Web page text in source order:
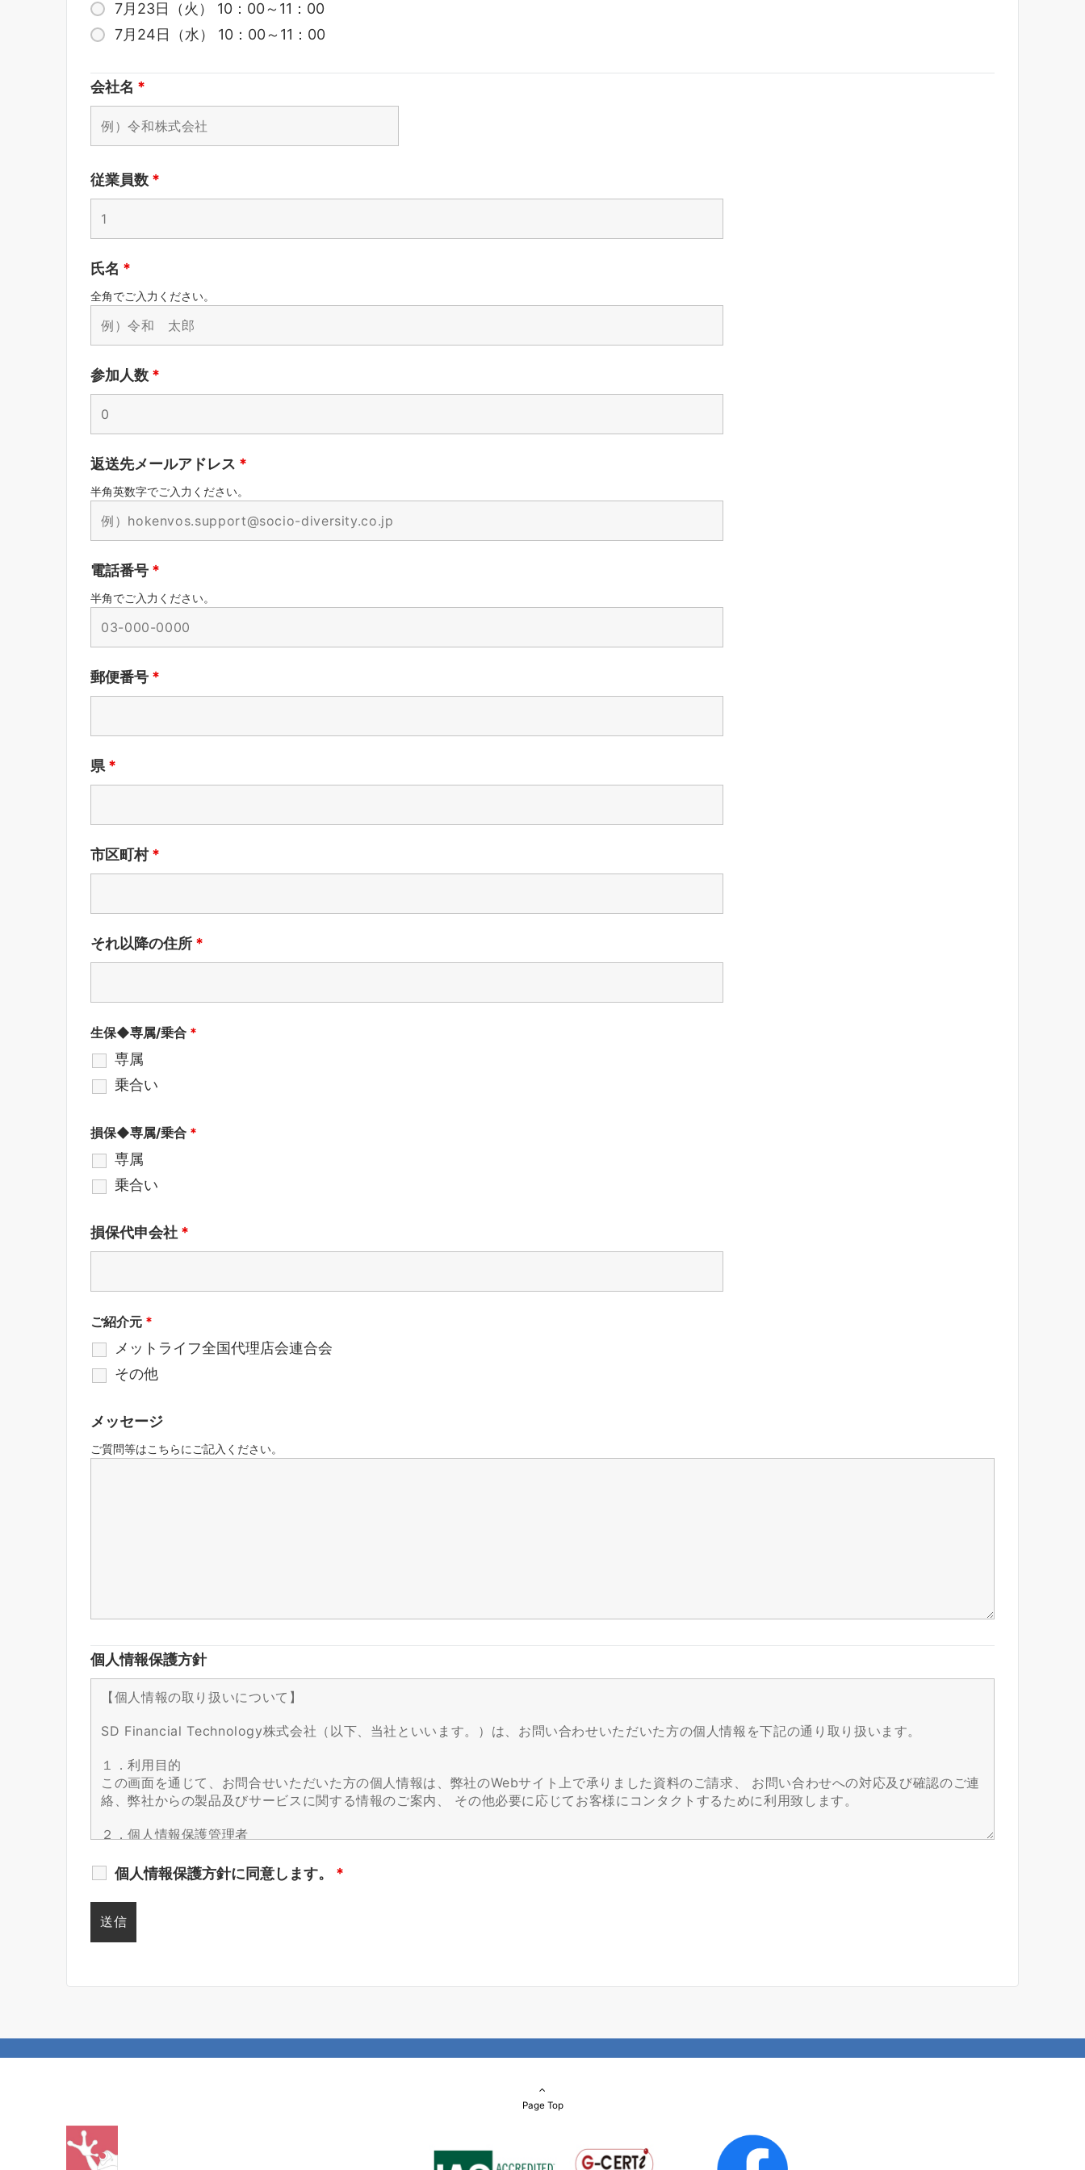
7月23日（火） 10：00～11：00
7月24日（水） 10：00～11：00
会社名 *
従業員数 *
氏名 *
全角でご入力ください。
参加人数 *
返送先メールアドレス *
半角英数字でご入力ください。
電話番号 *
半角でご入力ください。
郵便番号 *
県 *
市区町村*
それ以降の住所 *
生保◆専属/乗合 *
専属
乗合い
損保◆専属/乗合 *
専属
乗合い
損保代申会社 *
ご紹介元 *
メットライフ全国代理店会連合会
その他
メッセージ
ご質問等はこちらにご記入ください。
個人情報保護方針
個人情報保護方針に同意します。 *
Page Top